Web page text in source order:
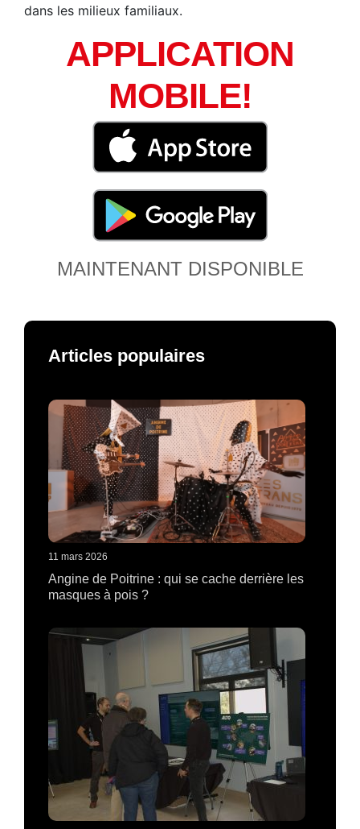
dans les milieux familiaux.
APPLICATION
MOBILE!
MAINTENANT DISPONIBLE
Articles populaires
11 mars 2026
Angine de Poitrine : qui se cache derrière les
masques à pois ?